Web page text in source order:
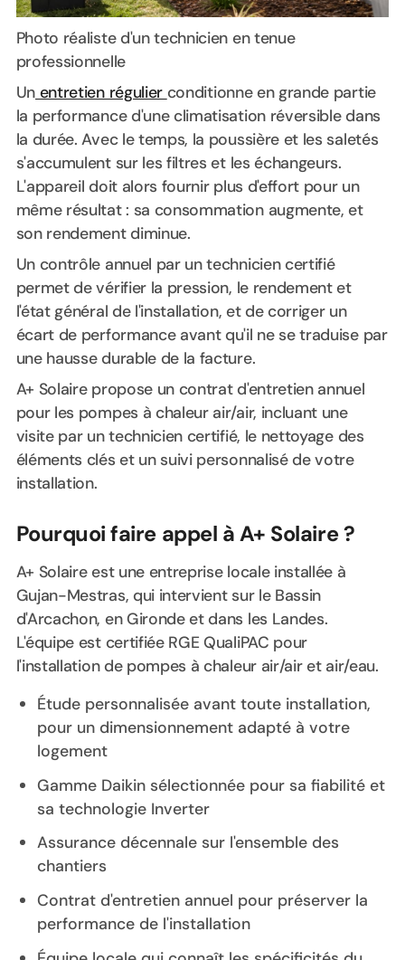
Photo réaliste d'un technicien en tenue
professionnelle
Un entretien régulier conditionne en grande partie
la performance d'une climatisation réversible dans
la durée. Avec le temps, la poussière et les saletés
s'accumulent sur les filtres et les échangeurs.
L'appareil doit alors fournir plus d'effort pour un
même résultat : sa consommation augmente, et
son rendement diminue.
Un contrôle annuel par un technicien certifié
permet de vérifier la pression, le rendement et
l'état général de l'installation, et de corriger un
écart de performance avant qu'il ne se traduise par
une hausse durable de la facture.
A+ Solaire propose un contrat d'entretien annuel
pour les pompes à chaleur air/air, incluant une
visite par un technicien certifié, le nettoyage des
éléments clés et un suivi personnalisé de votre
installation.
Pourquoi faire appel à A+ Solaire ?
A+ Solaire est une entreprise locale installée à
Gujan-Mestras, qui intervient sur le Bassin
d'Arcachon, en Gironde et dans les Landes.
L'équipe est certifiée RGE QualiPAC pour
l'installation de pompes à chaleur air/air et air/eau.
Étude personnalisée avant toute installation,
pour un dimensionnement adapté à votre
logement
Gamme Daikin sélectionnée pour sa fiabilité et
sa technologie Inverter
Assurance décennale sur l'ensemble des
chantiers
Contrat d'entretien annuel pour préserver la
performance de l'installation